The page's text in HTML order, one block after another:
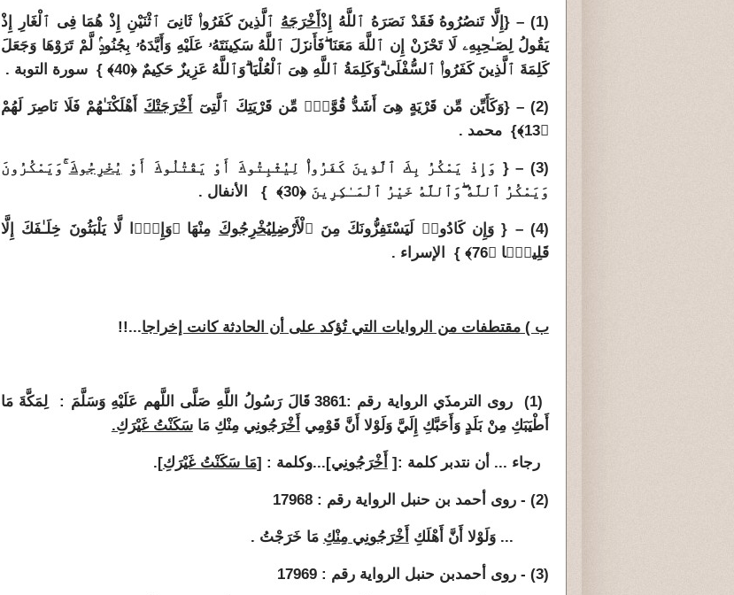
(1) – { إِلَّا تَنصُرُوهُ فَقَدْ نَصَرَهُ ٱللَّهُ إِذْ أَخْرَجَهُ ٱلَّذِينَ كَفَرُوا۟ ثَانِىَ ٱثْنَيْنِ إِذْ هُمَا فِى ٱلْغَارِ إِذْ
يَقُولُ لِصَـٰحِبِهِۦ لَا تَحْزَنْ إِن ٱللَّهَ مَعَنَافَأَنزَلَ ٱللَّهُ سَكِينَتَهُۥ عَلَيْهِ وَأَيَّدَهُۥ بِجُنُودٍۢ لَّمْ تَرَوْهَا وَجَعَلَ
كَلِمَةَ ٱلَّذِينَ كَفَرُوا۟ ٱلسُّفْلَىٰوَكَلِمَةُ ٱللَّهِ هِىَ ٱلْعُلْيَاوَٱللَّهُ عَزِيزٌ حَكِيمٌ ﴿40﴾ } سورة التوبة .
(2) – {وَكَأَيِّن مِّن قَرْيَةٍ هِىَ أَشَدُّ قُوَّةًۭ مِّن قَرْيَتِكَ ٱلَّتِىٓ أَخْرَجَتْكَ أَهْلَكْنَـٰهُمْ فَلَا نَاصِرَ لَهُمْ
﴿13﴾
} محمد .
(3) – { وَإِذْ يَمْكُرُ بِكَ ٱلَّذِينَ كَفَرُوا۟ لِيُثْبِتُوكَ أَوْ يَقْتُلُوكَ أَوْ يُخْرِجُوكَ وَيَمْكُرُونَ
وَيَمْكُرُ ٱللَّهُوَٱللَّهُ خَيْرُ ٱلْمَـٰكِرِينَ ﴿30﴾ } الأنفال .
(4) – { وَإِن كَادُوا۟ لَيَسْتَفِزُّونَكَ مِنَ ٱلْأَرْضِ لِيُخْرِجُوكَ مِنْهَاوَإِذًۭا لَّا يَلْبَثُونَ خِلَـٰفَكَ إِلَّا
قَلِيلًۭا ﴿76﴾ }
الإسراء .
ب ) مقتطفات من الروايات التي تُؤكد على أن الحادثة كانت إخراجا...!!
(1) روى الترمذَي الرواية رقم :3861 قَالَ رَسُولُ اللَّهِ صَلَّى اللَّهم عَلَيْهِ وَسَلَّمَ : لِمَكَّةَ مَا
أَطْيَبَكِ مِنْ بَلَدٍ وَأَحَبَّكِ إِلَيَّ وَلَوْلا أَنَّ قَوْمِي
أَخْرَجُونِي مِنْكِ مَاسَكَنْتُ غَيْرَكِ.
رجاء ... أن نتدبر كلمة :[ أَخْرَجُونِي]...وكلمة : [مَا سَكَنْتُ غَيْرَكِ].
(2) - روى أحمد بن حنبل الرواية رقم : 17968
... وَلَوْلا أَنَّ أَهْلَكِ أَخْرَجُونِي مِنْكِ مَا خَرَجْتُ .
(3) - روى أحمدبن حنبل الرواية رقم : 17969